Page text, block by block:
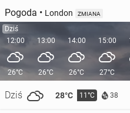
Pogoda • London ZMIANA
Dziś
12:00
26°C
Dziś 28°C 11°C 38
13:00
26°C
14:00
26°C
15:00
27°C